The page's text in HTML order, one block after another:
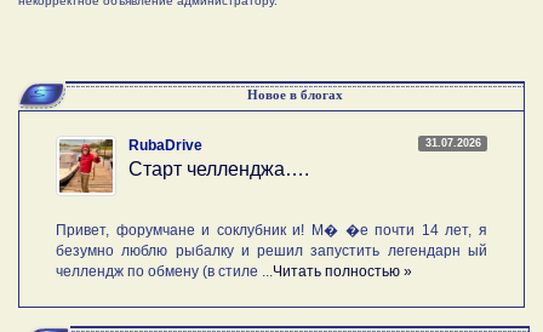
Новое в блогах
31.07.2026
RubaDrive
Старт челленджа….
Привет, форумчане и соклубник и! М� �е почти 14 лет, я
безумно люблю рыбалку и решил запустить легендарн ый
челлендж по обмену (в стиле ... Читать полностью »